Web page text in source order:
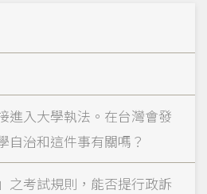
進入大學執法。在台灣會發
自治和這件事有關嗎？
之考試規則，能否提行政訴